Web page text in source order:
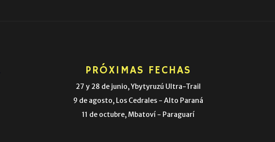
PRÓXIMAS FECHAS
27 y 28 de junio, Ybytyruzú Ultra-Trail
9 de agosto, Los Cedrales - Alto Paraná
11 de octubre, Mbatoví - Paraguarí